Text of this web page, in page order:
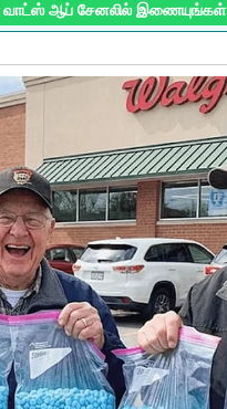
வாட்ஸ் ஆப் சேனலில் இணையுங்கள்